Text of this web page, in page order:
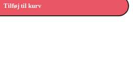
Tilføj til kurv